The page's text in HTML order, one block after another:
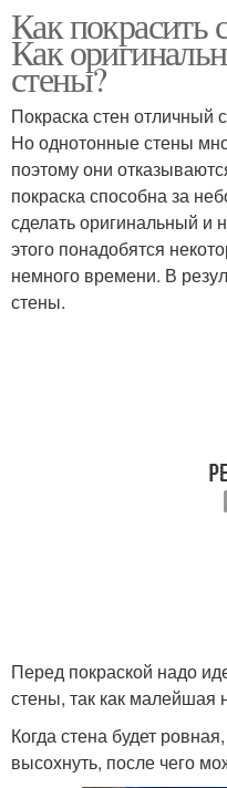
Масляная краска
Силикатная краска
Акрилово-латексная
краска
Как покрасить
Как
стены?
Покраска стен отличный
Но однотонные стены
поэтому они
покраска способна за
сделать оригинальный и
этого понадобятся
немного времени. В
стены.
Перед покраской надо
стены, так как малейшая
Когда стена будет
высохнуть, после чего